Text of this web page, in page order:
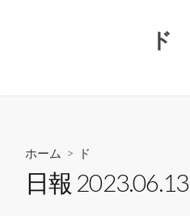
ド
ホーム > ド
日報 2023.06.13